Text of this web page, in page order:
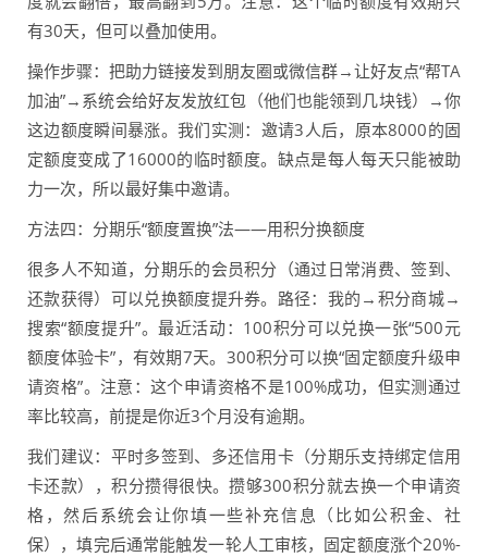
有30天，但可以叠加使用。
操作步骤：把助力链接发到朋友圈或微信群→让好友点“帮TA
加油”→系统会给好友发放红包（他们也能领到几块钱）→你
这边额度瞬间暴涨。我们实测：邀请3人后，原本8000的固
定额度变成了16000的临时额度。缺点是每人每天只能被助
力一次，所以最好集中邀请。
方法四：分期乐“额度置换”法——用积分换额度
很多人不知道，分期乐的会员积分（通过日常消费、签到、
还款获得）可以兑换额度提升券。路径：我的→积分商城→
搜索“额度提升”。最近活动：100积分可以兑换一张“500元
额度体验卡”，有效期7天。300积分可以换“固定额度升级申
请资格”。注意：这个申请资格不是100%成功，但实测通过
率比较高，前提是你近3个月没有逾期。
我们建议：平时多签到、多还信用卡（分期乐支持绑定信用
卡还款），积分攒得很快。攒够300积分就去换一个申请资
格，然后系统会让你填一些补充信息（比如公积金、社
保），填完后通常能触发一轮人工审核，固定额度涨个20%-